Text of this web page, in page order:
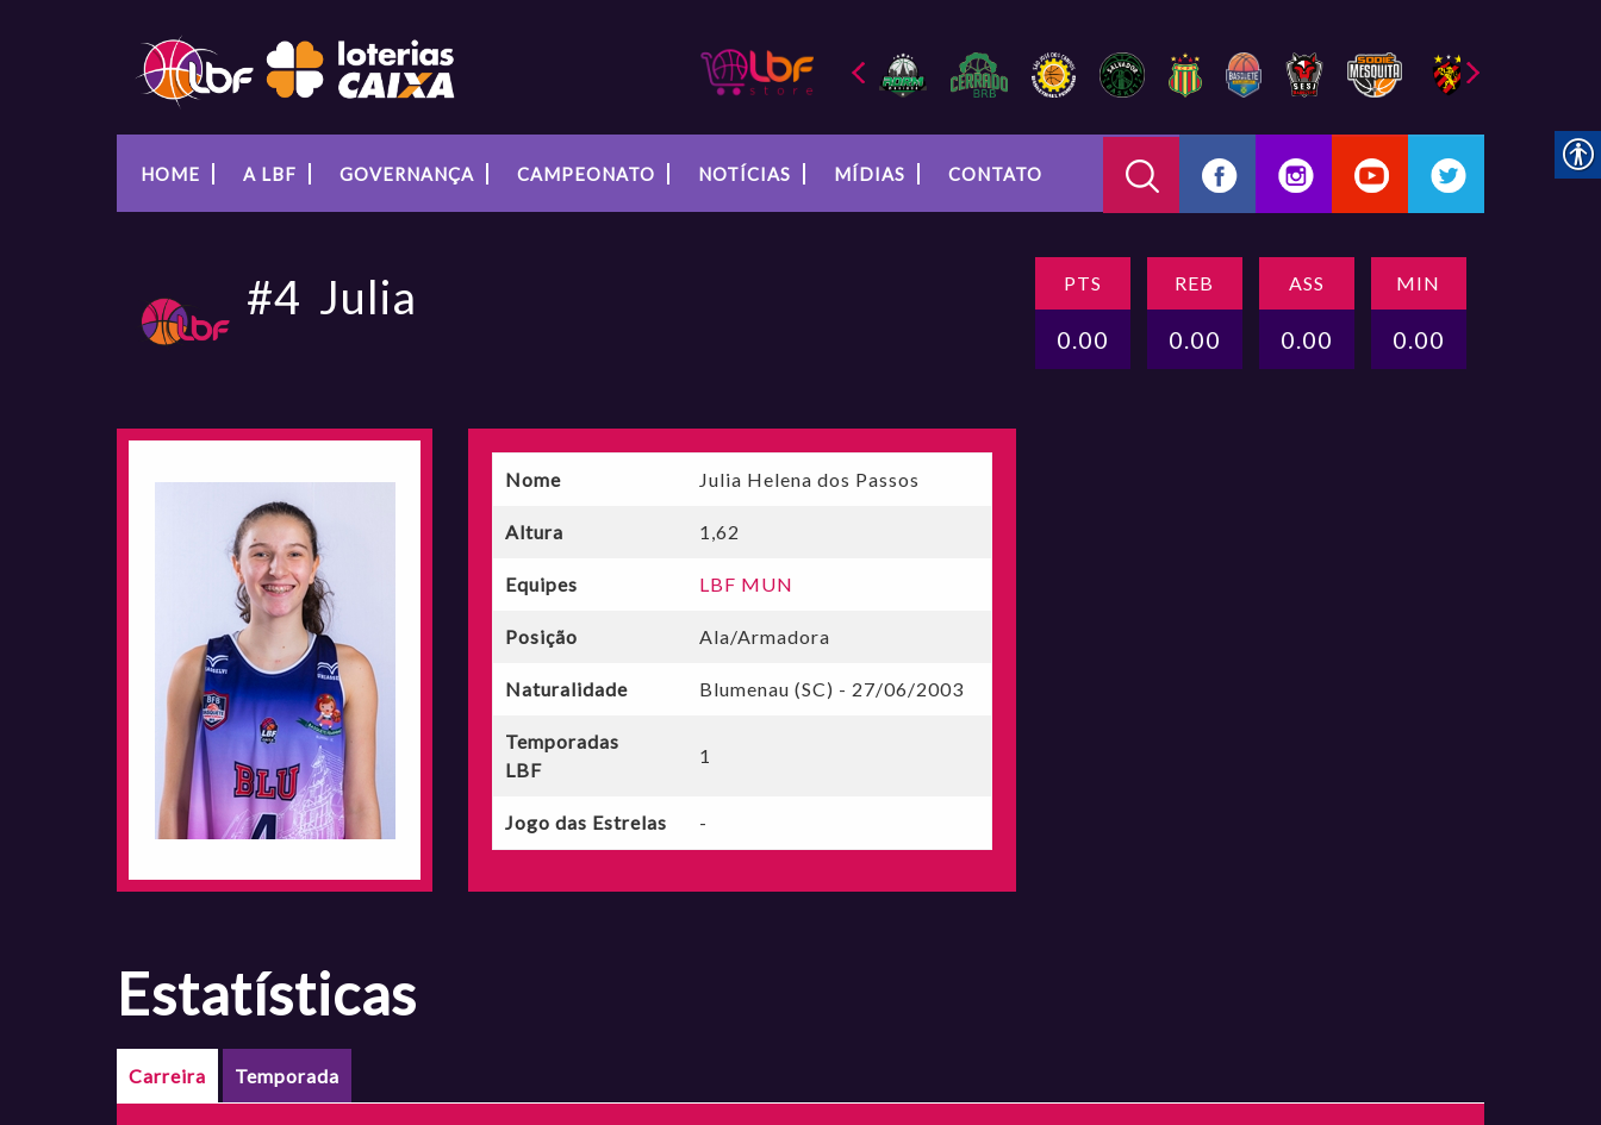
HOME A LBF GOVERNANÇA CAMPEONATO NOTÍCIAS MÍDIAS CONTATO
#4 Julia PTS
0.00
REB
0.00
ASS
0.00
MIN
0.00
Nome Julia Helena dos Passos
Altura 1,62
Equipes LBF MUN
Posição Ala/Armadora
Naturalidade Blumenau (SC) - 27/06/2003
Temporadas
LBF
1
Jogo das Estrelas -
estatísticas
Carreira Temporada